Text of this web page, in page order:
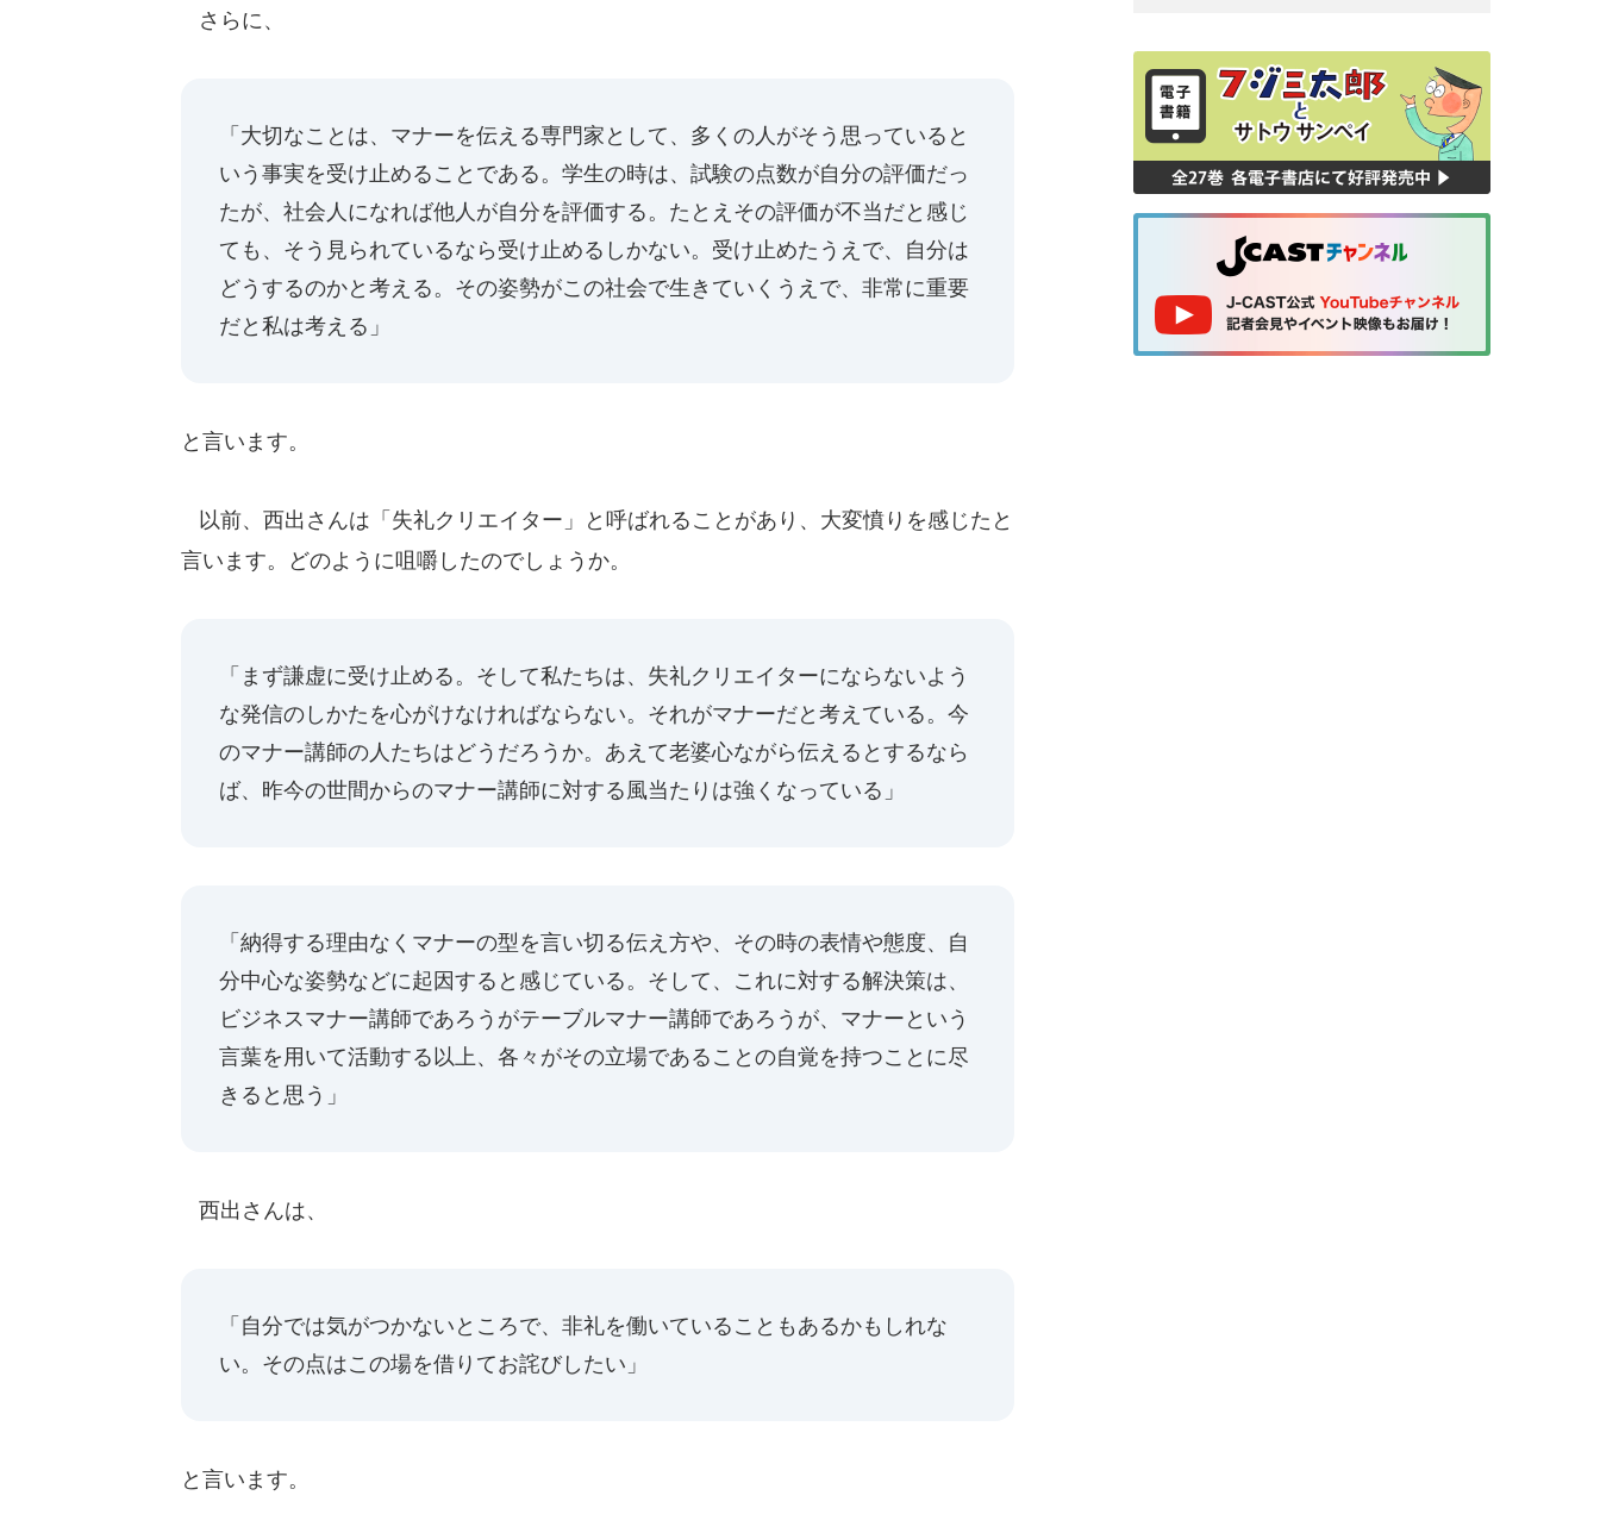
さらに、
「大切なことは、マナーを伝える専門家として、多くの人がそう思っていると
いう事実を受け止めることである。学生の時は、試験の点数が自分の評価だっ
たが、社会人になれば他人が自分を評価する。たとえその評価が不当だと感じ
ても、そう見られているなら受け止めるしかない。受け止めたうえで、自分は
どうするのかと考える。その姿勢がこの社会で生きていくうえで、非常に重要
だと私は考える」
と言います。
以前、西出さんは「失礼クリエイター」と呼ばれることがあり、大変憤りを感じたと
言います。どのように咀嚼したのでしょうか。
「まず謙虚に受け止める。そして私たちは、失礼クリエイターにならないよう
な発信のしかたを心がけなければならない。それがマナーだと考えている。今
のマナー講師の人たちはどうだろうか。あえて老婆心ながら伝えるとするなら
ば、昨今の世間からのマナー講師に対する風当たりは強くなっている」
「納得する理由なくマナーの型を言い切る伝え方や、その時の表情や態度、自
分中心な姿勢などに起因すると感じている。そして、これに対する解決策は、
ビジネスマナー講師であろうがテーブルマナー講師であろうが、マナーという
言葉を用いて活動する以上、各々がその立場であることの自覚を持つことに尽
きると思う」
西出さんは、
「自分では気がつかないところで、非礼を働いていることもあるかもしれな
い。その点はこの場を借りてお詫びしたい」
と言います。